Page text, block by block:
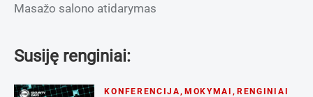
Masažo salono atidarymas
Susiję renginiai:
KONFERENCIJA , MOKYMAI , RENGINIAI